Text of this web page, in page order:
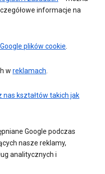
informacje na
plików cookie.
w reklamach.
kształtów takich jak
Google podczas
nasze reklamy,
analitycznych i